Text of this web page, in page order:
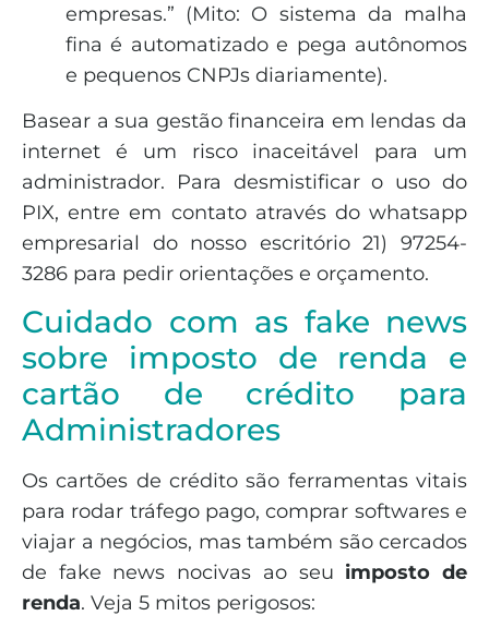
empresas.” (Mito: O sistema da malha
fina é automatizado e pega autônomos
e pequenos CNPJs diariamente).
Basear a sua gestão financeira em lendas da
internet é um risco inaceitável para um
administrador. Para desmistificar o uso do
PIX, entre em contato através do whatsapp
empresarial do nosso escritório 21) 97254-
3286 para pedir orientações e orçamento.
Cuidado com as fake news
sobre imposto de renda e
cartão de crédito para
Administradores
Os cartões de crédito são ferramentas vitais
para rodar tráfego pago, comprar softwares e
viajar a negócios, mas também são cercados
de fake news nocivas ao seu imposto de
renda. Veja 5 mitos perigosos: